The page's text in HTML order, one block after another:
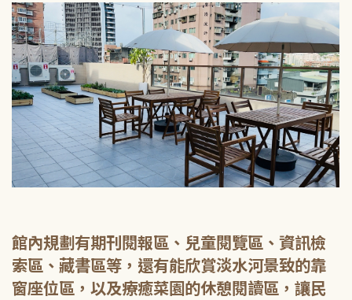
館內規劃有期刊閱報區、兒童閱覽區、資訊檢
索區、藏書區等，還有能欣賞淡水河景致的靠
窗座位區，以及療癒菜園的休憩閱讀區，讓民